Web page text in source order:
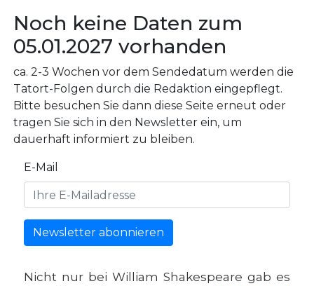
Noch keine Daten zum
05.01.2027 vorhanden
ca. 2-3 Wochen vor dem Sendedatum werden die
Tatort-Folgen durch die Redaktion eingepflegt.
Bitte besuchen Sie dann diese Seite erneut oder
tragen Sie sich in den Newsletter ein, um
dauerhaft informiert zu bleiben.
E-Mail
Newsletter abonnieren
Nicht nur bei William Shakespeare gab es